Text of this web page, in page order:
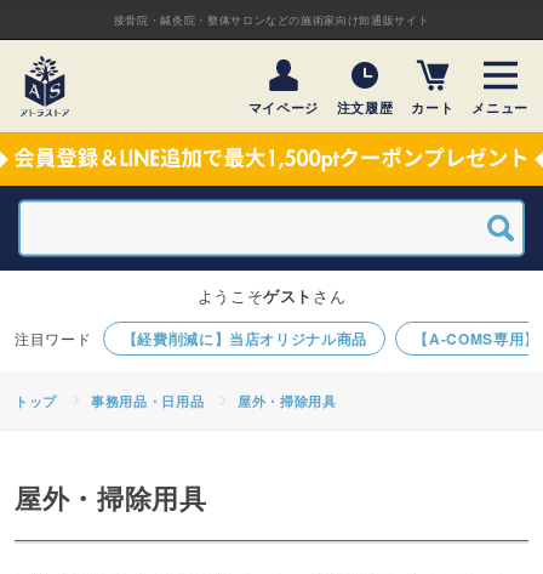
接骨院・鍼灸院・整体サロンなどの施術家向け卸通販サイト
マイページ 注文履歴 カート メニュー
【経費削減に】当店オリジナル商品 【A-COMS専用
ようこそゲスト さん
トップ 事務用品・日用品 屋外・掃除用具
屋外・掃除用具